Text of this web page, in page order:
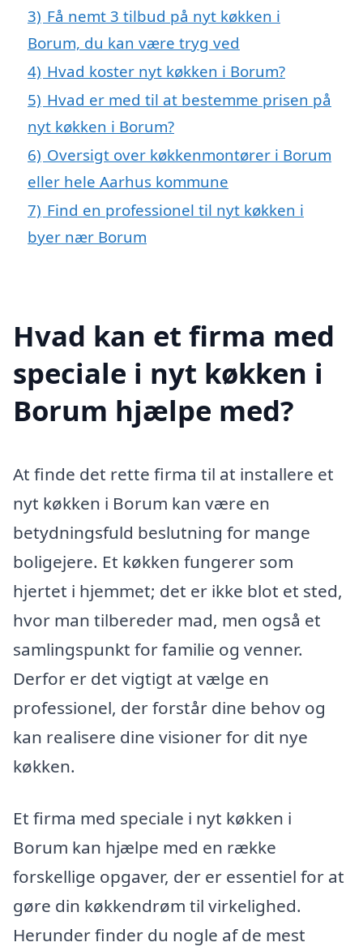
3) Få nemt 3 tilbud på nyt køkken i
Borum, du kan være tryg ved
4) Hvad koster nyt køkken i Borum?
5) Hvad er med til at bestemme prisen på
nyt køkken i Borum?
6) Oversigt over køkkenmontører i Borum
eller hele Aarhus kommune
7) Find en professionel til nyt køkken i
byer nær Borum
Hvad kan et firma med
speciale i nyt køkken i
Borum hjælpe med?
At finde det rette firma til at installere et
nyt køkken i Borum kan være en
betydningsfuld beslutning for mange
boligejere. Et køkken fungerer som
hjertet i hjemmet; det er ikke blot et sted,
hvor man tilbereder mad, men også et
samlingspunkt for familie og venner.
Derfor er det vigtigt at vælge en
professionel, der forstår dine behov og
kan realisere dine visioner for dit nye
køkken.
Et firma med speciale i nyt køkken i
Borum kan hjælpe med en række
forskellige opgaver, der er essentiel for at
gøre din køkkendrøm til virkelighed.
Herunder finder du nogle af de mest